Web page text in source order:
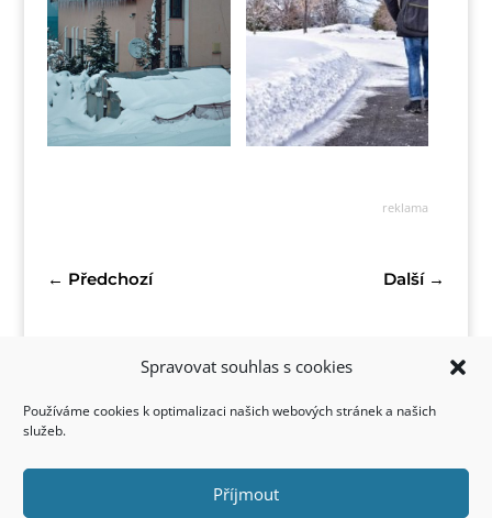
Spravovat souhlas s cookies
Používáme cookies k optimalizaci našich webových stránek a našich
služeb.
Příjmout
reklama
← Předchozí Další→
Kontakt